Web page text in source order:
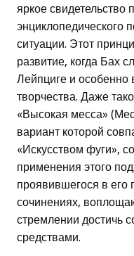
яркое свидетельство
энциклопедического
ситуации. Этот
развитие, когда Бах
Лейпциге и особенно
творчества. Даже
«Высокая месса»
вариант которой
«Искусством фуги»,
применения этого
проявившегося в его
сочинениях,
стремлении достичь
средствами.